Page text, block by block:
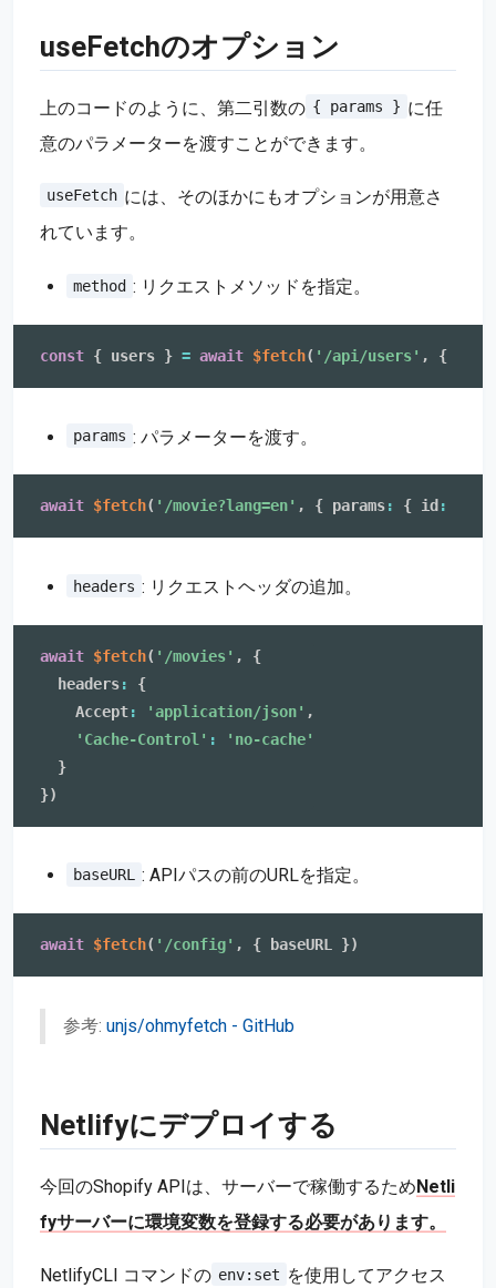
useFetchのオプション
上のコードのように、第二引数の { params } に任
意のパラメーターを渡すことができます。
useFetch には、そのほかにもオプションが用意さ
れています。
method : リクエストメソッドを指定。
const { users } = await $fetch( '/api/users' , {
params : パラメーターを渡す。
await $fetch( '/movie?lang=en' , { params: { id :
headers : リクエストヘッダの追加。
await $fetch( '/movies' ,
{
  headers
:
{
    Accept
: 'application/json' ,
'Cache-Control' :
'no-cache'
}
})
baseURL : APIパスの前のURLを指定。
await $fetch( '/config' , { baseURL })
参考: unjs/ohmyfetch - GitHub
Netlifyにデプロイする
今回のShopify APIは、サーバーで稼働するためNetli
fyサーバーに環境変数を登録する必要があります。
NetlifyCLI コマンドの env:set を使用してアクセス